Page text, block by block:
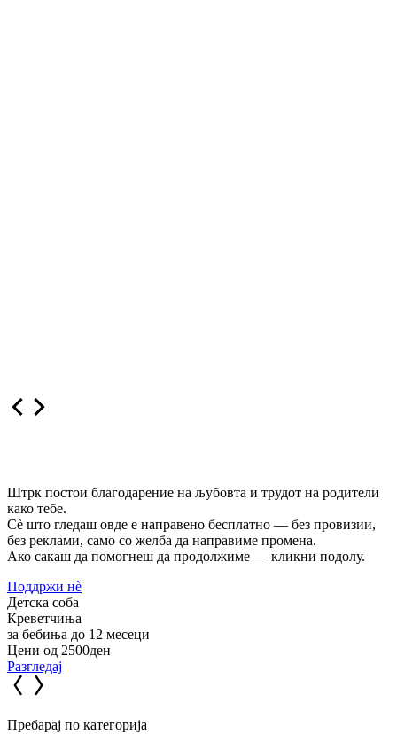
Штрк постои благодарение на љубовта и трудот на родители
како тебе.
Сè што гледаш овде е направено бесплатно — без провизии,
без реклами, само со желба да направиме промена.
Ако сакаш да помогнеш да продолжиме — кликни подолу.
Поддржи нѐ
Детска соба
Креветчиња
за бебиња до 12 месеци
Цени од 2500ден
Разгледај
Пребарај по категорија